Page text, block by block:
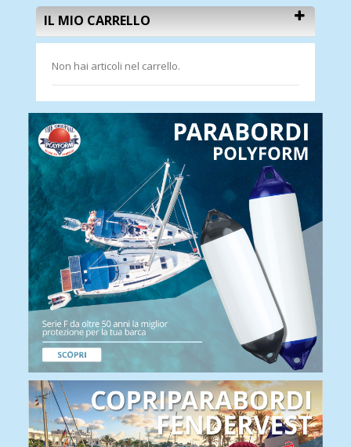
IL MIO CARRELLO
Non hai articoli nel carrello.